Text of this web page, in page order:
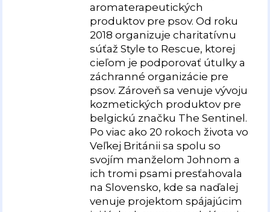
aromaterapeutických
produktov pre psov. Od roku
2018 organizuje charitatívnu
súťaž Style to Rescue, ktorej
cieľom je podporovať útulky a
záchranné organizácie pre
psov. Zároveň sa venuje vývoju
kozmetických produktov pre
belgickú značku The Sentinel.
Po viac ako 20 rokoch života vo
Veľkej Británii sa spolu so
svojím manželom Johnom a
ich tromi psami presťahovala
na Slovensko, kde sa naďalej
venuje projektom spájajúcim